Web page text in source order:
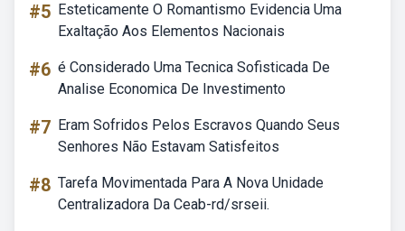
#5 Esteticamente O Romantismo Evidencia Uma
Exaltação Aos Elementos Nacionais
#6 é Considerado Uma Tecnica Sofisticada De
Analise Economica De Investimento
#7 Eram Sofridos Pelos Escravos Quando Seus
Senhores Não Estavam Satisfeitos
#8 Tarefa Movimentada Para A Nova Unidade
Centralizadora Da Ceab-rd/srseii.